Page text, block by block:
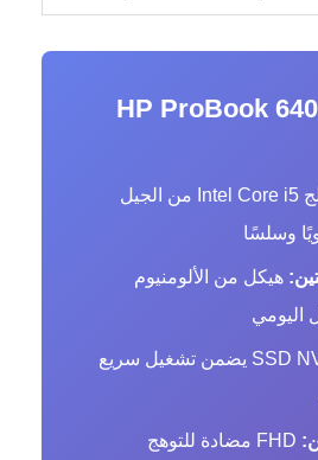
⚡ لماذا تختار HP ProBook 640
معالج Intel Core i5 من الجيل
وسلسًا
هيكل من الألومنيوم
اليومي
SSD NVMe يضمن تشغيل سريع
FHD مضادة للتوهج